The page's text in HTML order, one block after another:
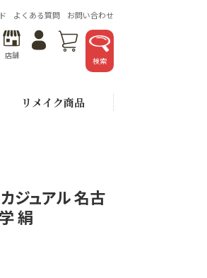
よくある質問 お問い合わせ
店舗
検索
リメイク商品
ジュアル 名古
絹